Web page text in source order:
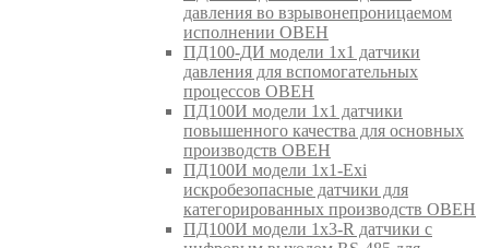
давления во взрывонепроницаемом
исполнении ОВЕН
ПД100-ДИ модели 1х1 датчики
давления для вспомогательных
процессов ОВЕН
ПД100И модели 1х1 датчики
повышенного качества для основных
производств ОВЕН
ПД100И модели 1х1-Exi
искробезопасные датчики для
категорированных производств ОВЕН
ПД100И модели 1х3-R датчики с